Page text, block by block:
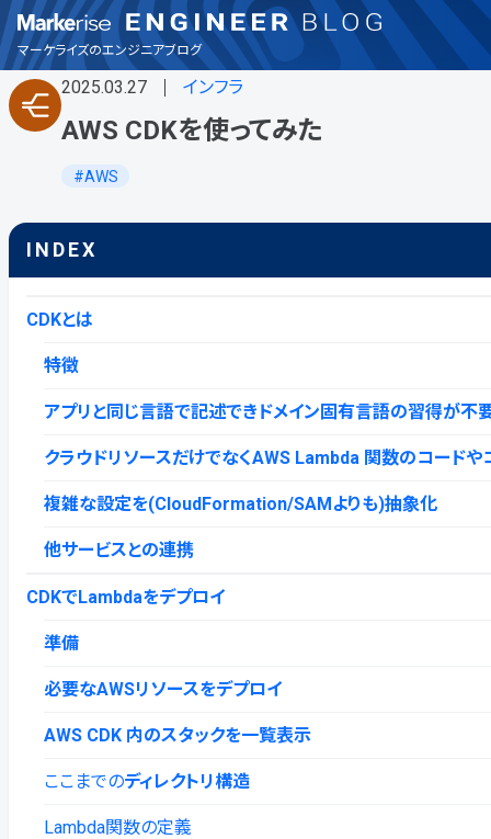
マーケライズのエンジニアブログ
インフラ
お知らせ
その他
品質保証
興味・関心
2025.03.27 インフラ
AWS CDKを使ってみた
AWS
INDEX
CDKとは
特徴
アプリと同じ⾔語で記述できドメイン固有⾔語の習得が不
クラウドリソースだけでなくAWS Lambda 関数のコード
複雑な設定を(CloudFormation/SAMよりも)抽象化
他サービスとの連携
CDKでLambdaをデプロイ
準備
必要なAWSリソースをデプロイ
AWS CDK 内のスタックを一覧表示
ここまでのディレクトリ構造
Lambda関数の定義